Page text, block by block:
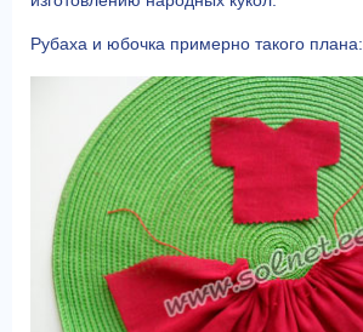
Рубаха и юбочка примерно такого плана: